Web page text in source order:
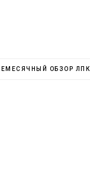
ОБЗОР ЛПК